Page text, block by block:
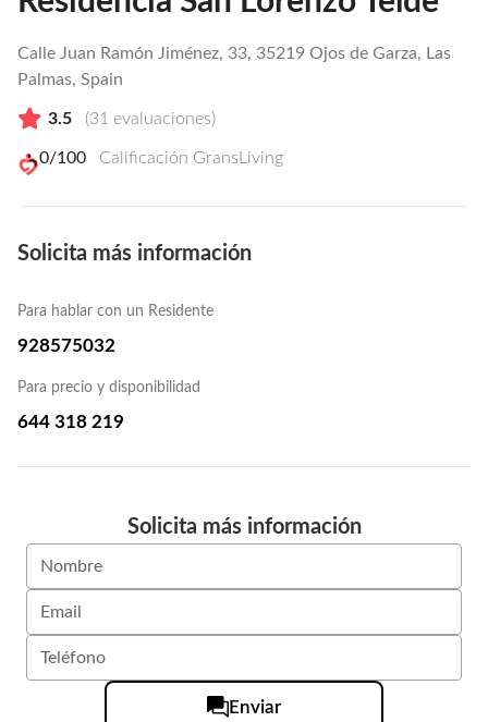
Calle Juan Ramón Jiménez, 33, 35219 Ojos de Garza, Las
Palmas, Spain
3.5 (31 evaluaciones)
0/100 Calificación GransLiving
Solicita más información
Para hablar con un Residente
928575032
Para precio y disponibilidad
644 318 219
Solicita más información
Enviar